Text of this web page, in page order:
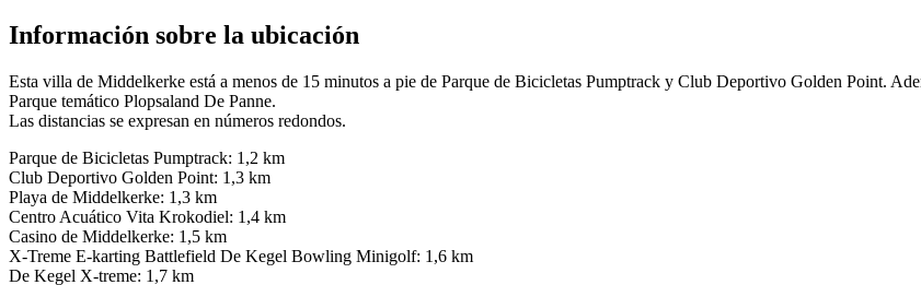
Información sobre la ubicación
Esta villa de Middelkerke está a menos de 15 minutos a pie de Parque de Bicicletas Pumptrack y Club Deportivo Golden Point.
Parque temático Plopsaland De Panne.
Las distancias se expresan en números redondos.
Parque de Bicicletas Pumptrack: 1,2 km
Club Deportivo Golden Point: 1,3 km
Playa de Middelkerke: 1,3 km
Centro Acuático Vita Krokodiel: 1,4 km
Casino de Middelkerke: 1,5 km
X-Treme E-karting Battlefield De Kegel Bowling Minigolf: 1,6 km
De Kegel X-treme: 1,7 km